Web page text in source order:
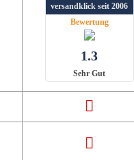
versandklick seit 2006
Bewertung
1.3
Sehr Gut